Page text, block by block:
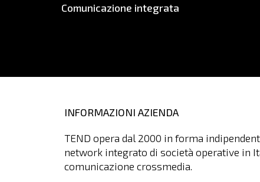
Comunicazione integrata
INFORMAZIONI AZIENDA
TEND opera dal 2000 in forma
network integrato di società operative in
comunicazione crossmedia.